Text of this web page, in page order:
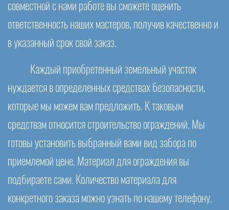
совместной с нами работе вы сможете оценить
ответственность наших мастеров, получив качественно и
в указанный срок свой заказ.
Каждый приобретенный земельный участок
нуждается в определенных средствах безопасности,
которые мы можем вам предложить. К таковым
средствам относится строительство ограждений. Мы
готовы установить выбранный вами вид забора по
приемлемой цене. Материал для ограждения вы
подбираете сами. Количество материала для
конкретного заказа можно узнать по нашему телефону.